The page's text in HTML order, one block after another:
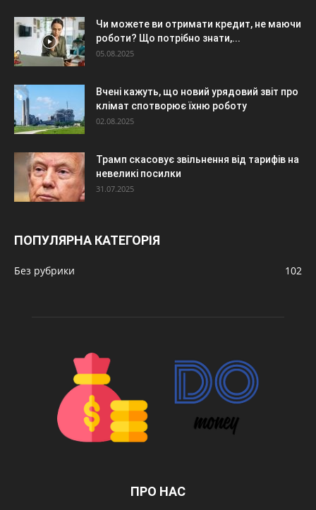
Чи можете ви отримати кредит, не маючи
роботи? Що потрібно знати,...
05.08.2025
Вчені кажуть, що новий урядовий звіт про
клімат спотворює їхню роботу
02.08.2025
Трамп скасовує звільнення від тарифів на
невеликі посилки
31.07.2025
ПОПУЛЯРНА КАТЕГОРІЯ
Без рубрики 102
ПРО НАС